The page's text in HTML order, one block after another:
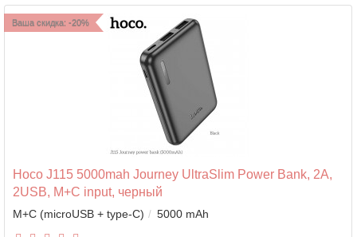
Ваша скидка: -20%
Hoco J115 5000mah Journey UltraSlim Power Bank, 2A,
2USB, M+C input, черный
M+C (microUSB + type-C) 5000 mAh